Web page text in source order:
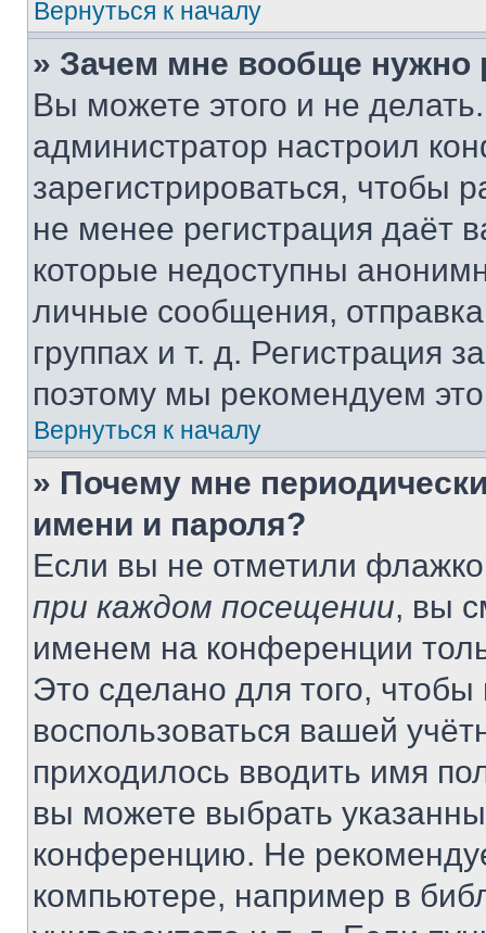
Вернуться к началу
» Зачем мне вообще нужно
Вы можете этого и не
администратор настроил
зарегистрироваться, чтобы
не менее регистрация даёт
которые недоступны
личные сообщения,
группах и т. д. Регистрация
поэтому мы рекомендуем
Вернуться к началу
» Почему мне
имени и пароля?
Если вы не отметили
при каждом посещении, вы
именем на конференции
Это сделано для того, чтобы
воспользоваться вашей
приходилось вводить имя
вы можете выбрать
конференцию. Не
компьютере, например в